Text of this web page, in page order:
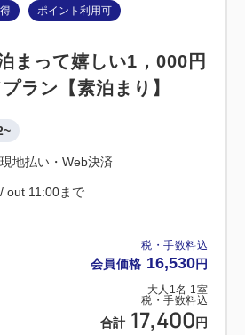
税・手数料込
会員価格 16,530円
大人 1 名 1 室
税・手数料込
合計 17,400 円
ポイント利用可
まって嬉しい1，000円
ラン【素泊まり】
現地払い・Web決済
out 11:00まで